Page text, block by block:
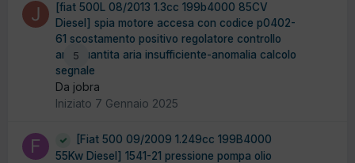
5
[fiat 500L 08/2013 1.3cc 199b4000 85CV
Diesel] spia motore accesa con codice p0402-
61 scostamento positivo regolatore controllo
aria quantita aria insufficiente-anomalia calcolo
segnale
Da jobra
Iniziato 7 Gennaio 2025
[Fiat 500 09/2009 1.249cc 199B4000
55Kw Diesel] 1541-21 pressione pompa olio